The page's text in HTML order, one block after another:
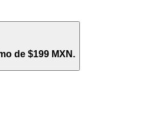
de $199 MXN.